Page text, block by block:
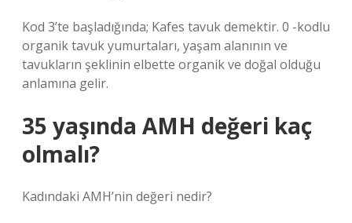
Kod 3’te başladığında; Kafes tavuk demektir. 0 -kodlu
organik tavuk yumurtaları, yaşam alanının ve
tavukların şeklinin elbette organik ve doğal olduğu
anlamına gelir.
35 yaşında AMH değeri kaç
olmalı?
Kadındaki AMH’nin değeri nedir?